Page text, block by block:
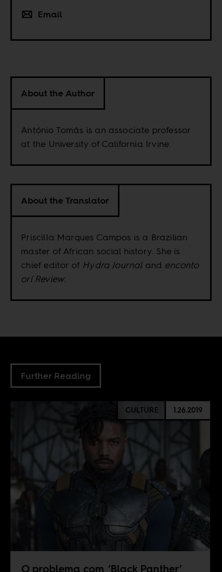
Email
About the Author
António Tomás is an associate professor
at the University of California Irvine.
About the Translator
Priscilla Marques Campos is a Brazilian
master of African social history. She is
chief editor of Hydra Journaland enconto
orí Review.
Further Reading
CULTURE 1.26.2019
O problema com ‘Black Panther’